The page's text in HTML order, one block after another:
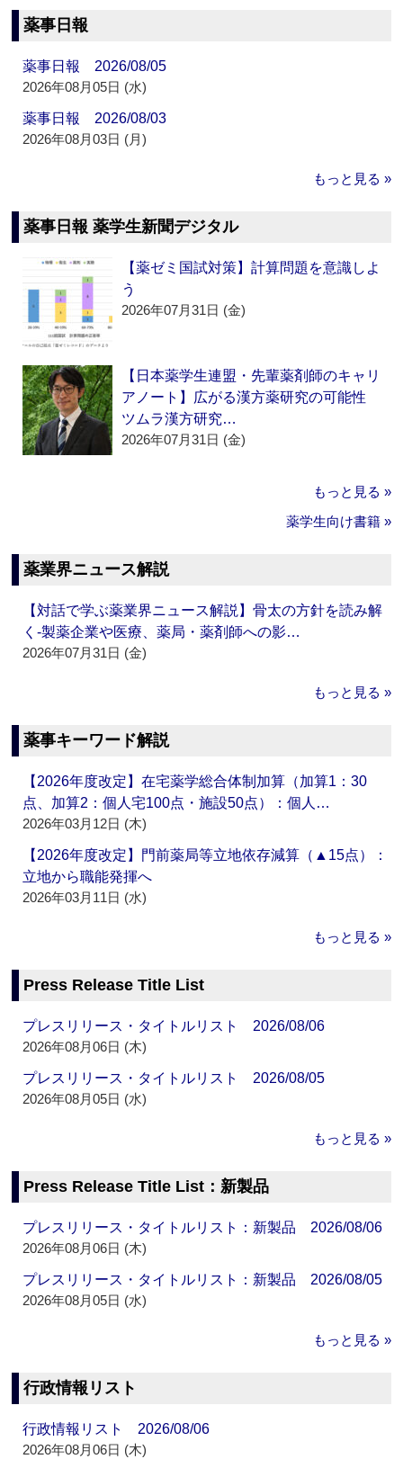
薬事日報
薬事日報 2026/08/05
2026年08月05日 (水)
薬事日報 2026/08/03
2026年08月03日 (月)
もっと見る »
薬事日報 薬学生新聞デジタル
【薬ゼミ国試対策】計算問題を意識しよ
う
2026年07月31日 (金)
【日本薬学生連盟・先輩薬剤師のキャリ
アノート】広がる漢方薬研究の可能性
ツムラ漢方研究…
2026年07月31日 (金)
もっと見る »
薬学生向け書籍 »
薬業界ニュース解説
【対話で学ぶ薬業界ニュース解説】骨太の方針を読み解
く‐製薬企業や医療、薬局・薬剤師への影…
2026年07月31日 (金)
もっと見る »
薬事キーワード解説
【2026年度改定】在宅薬学総合体制加算（加算1：30
点、加算2：個人宅100点・施設50点）：個人…
2026年03月12日 (木)
【2026年度改定】門前薬局等立地依存減算（▲15点）：
立地から職能発揮へ
2026年03月11日 (水)
もっと見る »
Press Release Title List
プレスリリース・タイトルリスト 2026/08/06
2026年08月06日 (木)
プレスリリース・タイトルリスト 2026/08/05
2026年08月05日 (水)
もっと見る »
Press Release Title List：新製品
プレスリリース・タイトルリスト：新製品 2026/08/06
2026年08月06日 (木)
プレスリリース・タイトルリスト：新製品 2026/08/05
2026年08月05日 (水)
もっと見る »
行政情報リスト
行政情報リスト 2026/08/06
2026年08月06日 (木)